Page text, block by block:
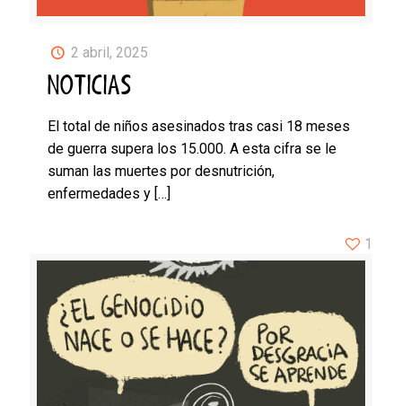
2 abril, 2025
NOTICIAS
El total de niños asesinados tras casi 18 meses
de guerra supera los 15.000. A esta cifra se le
suman las muertes por desnutrición,
enfermedades y […]
1